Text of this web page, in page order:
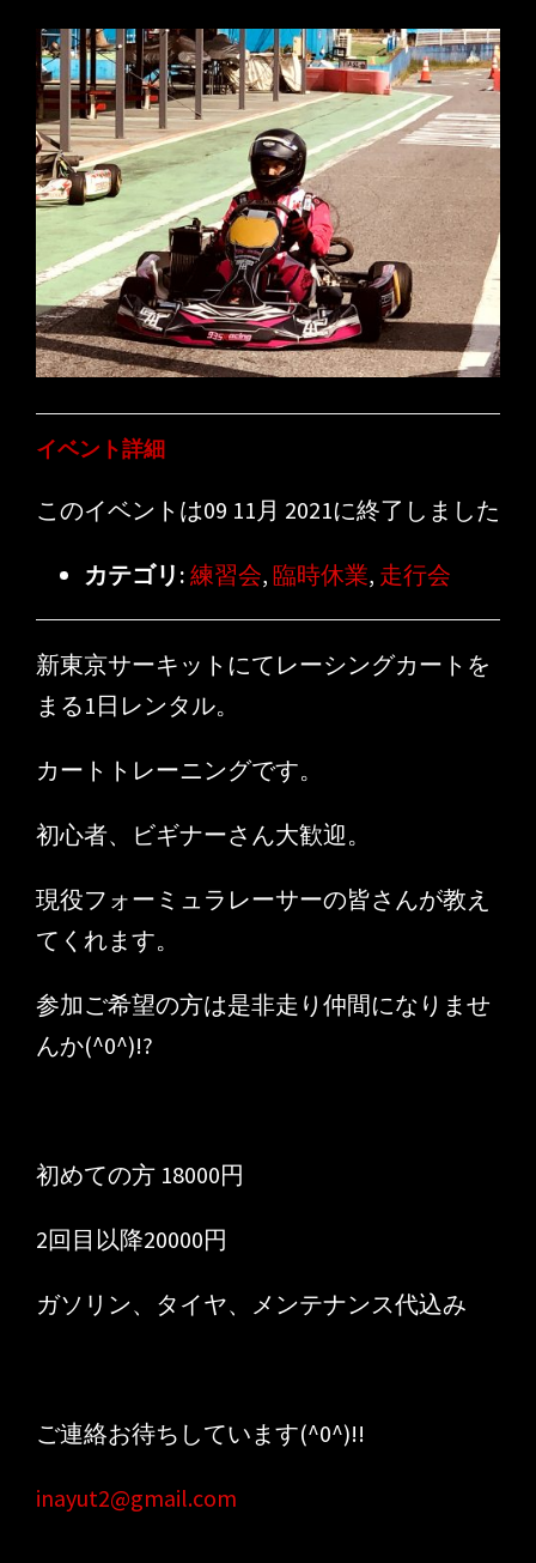
イベント詳細
このイベントは09 11月 2021に終了しました
カテゴリ: 練習会, 臨時休業, 走行会
新東京サーキットにてレーシングカートを
まる1日レンタル。
カートトレーニングです。
初心者、ビギナーさん大歓迎。
現役フォーミュラレーサーの皆さんが教え
てくれます。
参加ご希望の方は是非走り仲間になりませ
んか(^0^)!?
初めての方 18000円
2回目以降20000円
ガソリン、タイヤ、メンテナンス代込み
ご連絡お待ちしています(^0^)!!
inayut2@gmail.com